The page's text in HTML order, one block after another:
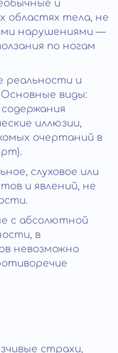
и
областях тела, не
нарушениями —
по ногам
реальности и
виды:
иллюзии,
очертаний в
слуховое или
и явлений, не
с абсолютной
в
невозможно
страхи,